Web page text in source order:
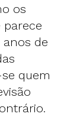
os
parece
de
quem